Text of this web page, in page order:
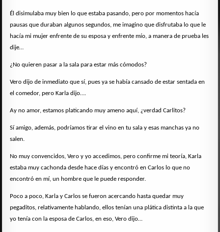
Él disimulaba muy bien lo que estaba pasando, pero por momentos hacía
pausas que duraban algunos segundos, me imagino que disfrutaba lo que le
hacía mi mujer enfrente de su esposa y enfrente mío, a manera de prueba les
dije…
¿No quieren pasar a la sala para estar más cómodos?
Vero dijo de inmediato que sí, pues ya se había cansado de estar sentada en
el comedor, pero Karla dijo….
Ay no amor, estamos platicando muy ameno aquí, ¿verdad Carlitos?
Sí amigo, además, podríamos tirar el vino en tu sala y esas manchas ya no
salen.
No muy convencidos, Vero y yo accedimos, pero confirme mi teoría, Karla
estaba muy cachonda desde hace días y encontró en Carlos lo que no
encontró en mí, un hombre que le puede responder.
Poco a poco, Karla y Carlos se fueron acercando hasta quedar muy
pegaditos, relativamente hablando, ellos tenían una plática distinta a la que
yo tenía con la esposa de Carlos, en eso, Vero dijo…